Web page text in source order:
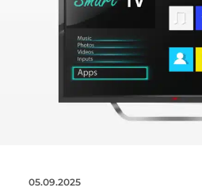
05.09.2025